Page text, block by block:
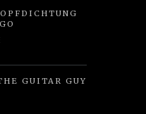
GUITAR GUY